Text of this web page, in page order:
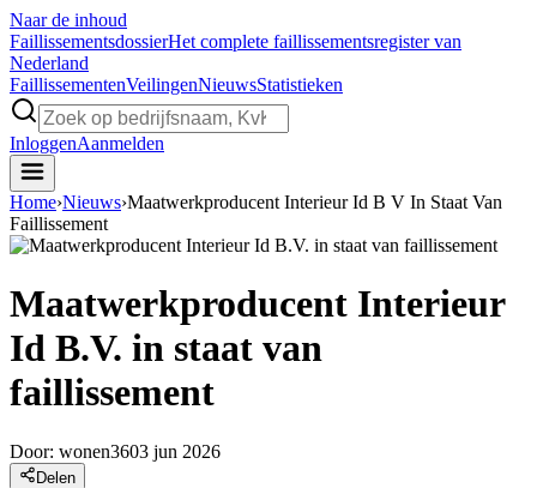
Naar de inhoud
FaillissementsdossierHet complete faillissementsregister van
Nederland
FaillissementenVeilingenNieuwsStatistieken
InloggenAanmelden
Home›Nieuws›Maatwerkproducent Interieur Id B V In Staat Van
Faillissement
Maatwerkproducent Interieur
Id B.V. in staat van
faillissement
Door: wonen3603 jun 2026
Delen